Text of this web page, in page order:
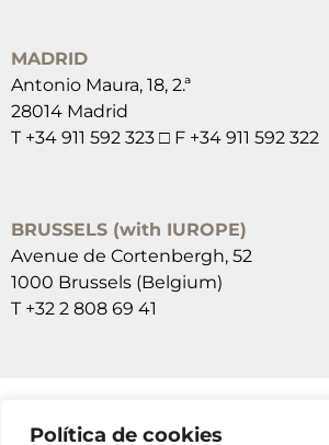
Política de cookies
MADRID
Antonio Maura, 18, 2.ª
28014 Madrid
T +34 911 592 323 □ F +34 911 592 322
BRUSSELS (with IUROPE)
Avenue de Cortenbergh, 52
1000 Brussels (Belgium)
T +32 2 808 69 41